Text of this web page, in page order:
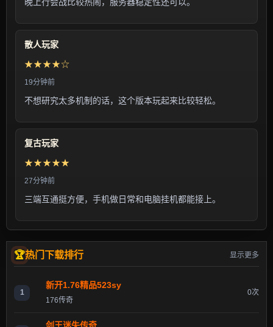
散人玩家
★★★★☆
19分钟前
不想研究太多机制的话，这个版本玩起来比较轻松。
复古玩家
★★★★★
27分钟前
三端互通挺方便，手机做日常和电脑挂机都能接上。
热门下载排行 显示更多
1
新开1.76精品523sy
176传奇
0次